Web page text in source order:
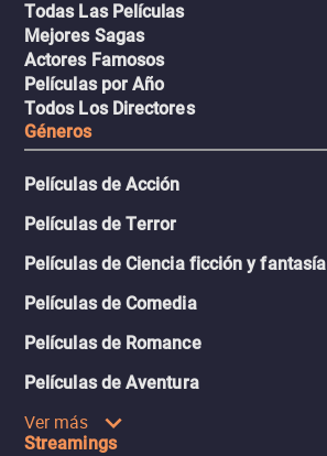
Todas Las Películas
Mejores Sagas
Actores Famosos
Películas por Año
Todos Los Directores
Géneros
Películas de Acción
Películas de Terror
Películas de Ciencia ficción y fantasía
Películas de Comedia
Películas de Romance
Películas de Aventura
Ver más
Streamings